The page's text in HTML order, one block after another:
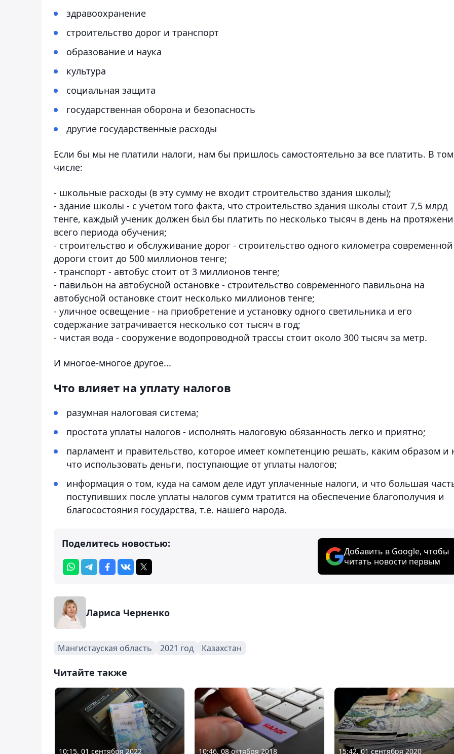
здравоохранение
строительство дорог и транспорт
образование и наука
культура
социальная защита
государственная оборона и безопасность
другие государственные расходы
Если бы мы не платили налоги, нам бы пришлось самостоятельно за все платить. В том
числе:
- школьные расходы (в эту сумму не входит строительство здания школы);
- здание школы - с учетом того факта, что строительство здания школы стоит 7,5 млрд
тенге, каждый ученик должен был бы платить по несколько тысяч в день на
всего периода обучения;
- строительство и обслуживание дорог - строительство одного километра современной
дороги стоит до 500 миллионов тенге;
- транспорт - автобус стоит от 3 миллионов тенге;
- павильон на автобусной остановке - строительство современного павильона на
автобусной остановке стоит несколько миллионов тенге;
- уличное освещение - на приобретение и установку одного светильника и его
содержание затрачивается несколько сот тысяч в год;
- чистая вода - сооружение водопроводной трассы стоит около 300 тысяч за метр.
И многое-многое другое...
Что влияет на уплату налогов
разумная налоговая система;
простота уплаты налогов - исполнять налоговую обязанность легко и приятно;
парламент и правительство, которое имеет компетенцию решать, каким образом и
что использовать деньги, поступающие от уплаты налогов;
информация о том, куда на самом деле идут уплаченные налоги, и что большая
поступивших после уплаты налогов сумм тратится на обеспечение благополучия и
благосостояния государства, т.е. нашего народа.
Поделитесь новостью:
Добавить в Google, чтобы
читать новости первым
Лариса Черненко
Мангистауская область 2021 год Казахстан
Читайте также
10:15, 01 сентября 2022 10:46, 08 октября 2018 15:42, 01 сентября 2020